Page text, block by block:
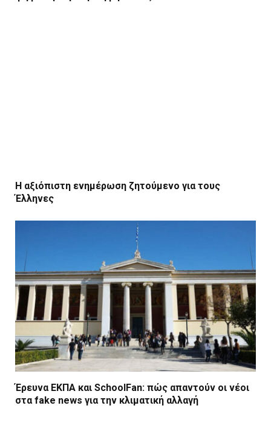
Η αξιόπιστη ενημέρωση ζητούμενο για τους
Έλληνες
Έρευνα ΕΚΠΑ και SchoolFan: πώς απαντούν οι νέοι
στα fake news για την κλιματική αλλαγή